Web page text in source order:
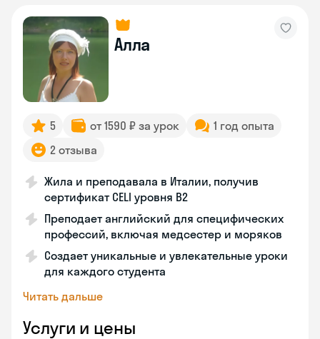
Алла
5 от 1590 ₽ за урок
1 год опыта
2 отзыва
Жила и преподавала в Италии, получив
сертификат CELI уровня В2
Преподает английский для специфических
профессий, включая медсестер и моряков
Создает уникальные и увлекательные уроки
для каждого студента
Читать дальше
Услуги и цены